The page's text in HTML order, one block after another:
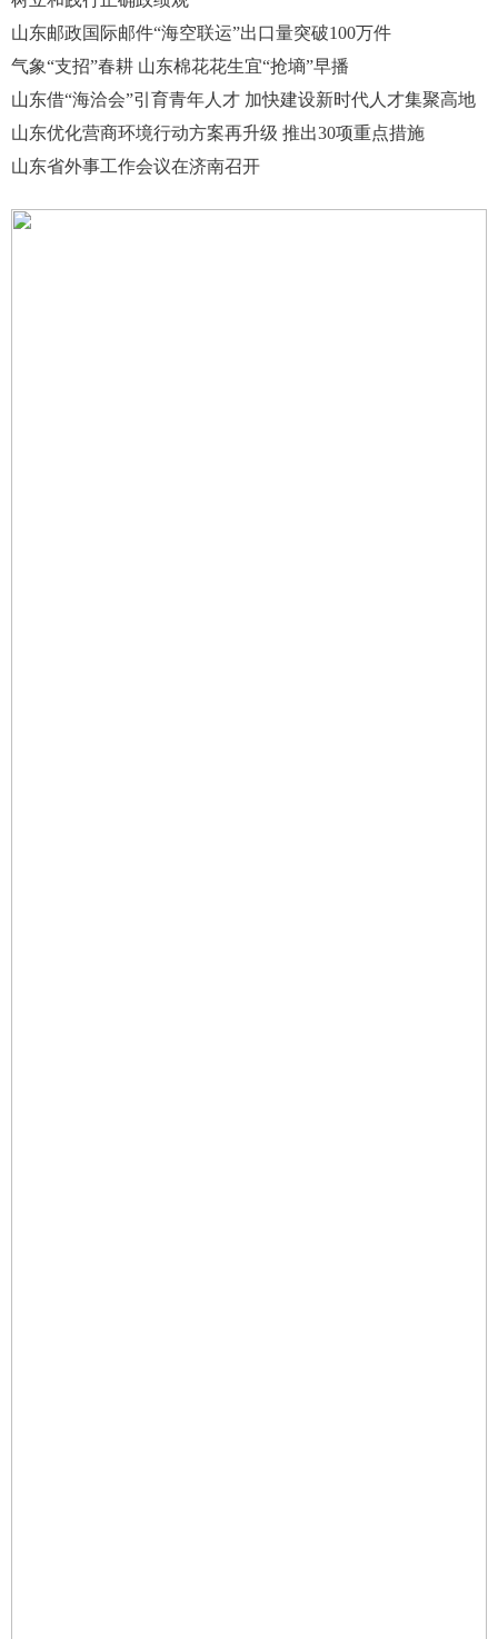
山东邮政国际邮件“海空联运”出口量突破100万件
气象“支招”春耕 山东棉花花生宜“抢墒”早播
山东借“海洽会”引育青年人才 加快建设新时代人才集聚高地
山东优化营商环境行动方案再升级 推出30项重点措施
山东省外事工作会议在济南召开